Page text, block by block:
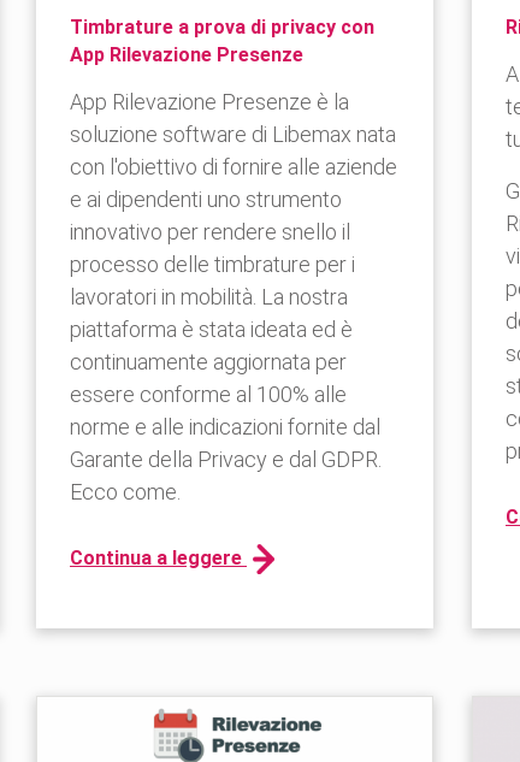
Timbrature a prova di privacy con
App Rilevazione Presenze
App Rilevazione Presenze è la
soluzione software di Libemax nata
con l'obiettivo di fornire alle aziende
e ai dipendenti uno strumento
innovativo per rendere snello il
processo delle timbrature per i
lavoratori in mobilità. La nostra
piattaforma è stata ideata ed è
continuamente aggiornata per
essere conforme al 100% alle
norme e alle indicazioni fornite dal
Garante della Privacy e dal GDPR.
Ecco come.
Continua a leggere